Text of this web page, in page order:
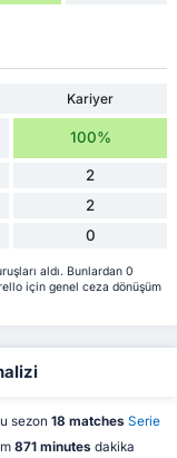
Kariyer
100%
2
2
0
aldı. Bunlardan 0
için genel ceza dönüşüm
sezon 18 matches Serie
871 minutes dakika